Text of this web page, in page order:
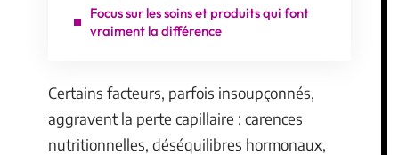
Focus sur les soins et produits qui font
vraiment la différence
Certains facteurs, parfois insoupçonnés,
aggravent la perte capillaire : carences
nutritionnelles, déséquilibres hormonaux,